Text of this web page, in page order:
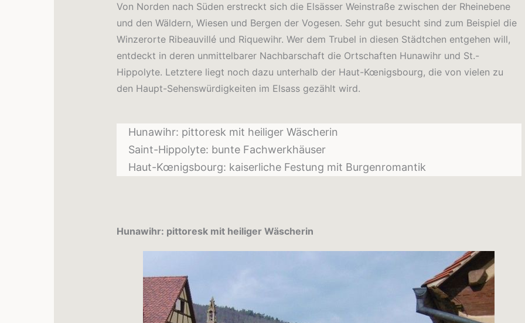
Von Norden nach Süden erstreckt sich die Elsässer Weinstraße zwischen der Rheinebene
und den Wäldern, Wiesen und Bergen der Vogesen. Sehr gut besucht sind zum Beispiel die
Winzerorte Ribeauvillé und Riquewihr. Wer dem Trubel in diesen Städtchen entgehen will,
entdeckt in deren unmittelbarer Nachbarschaft die Ortschaften Hunawihr und St.-
Hippolyte. Letztere liegt noch dazu unterhalb der Haut-Kœnigsbourg, die von vielen zu
den Haupt-Sehenswürdigkeiten im Elsass gezählt wird.
Hunawihr: pittoresk mit heiliger Wäscherin
Saint-Hippolyte: bunte Fachwerkhäuser
Haut-Kœnigsbourg: kaiserliche Festung mit Burgenromantik
Hunawihr: pittoresk mit heiliger Wäscherin